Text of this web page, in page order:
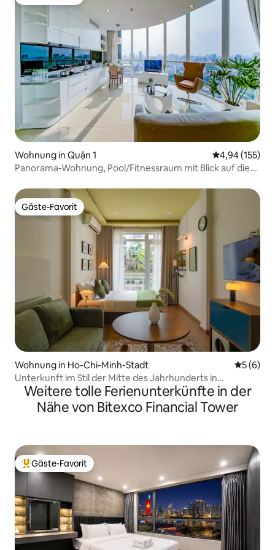
Wohnung in Quận 1
4,94 (155)
Panorama-Wohnung, Pool/Fitnessraum mit Blick auf die
Gäste-Favorit
Gäste-Favorit
Wohnung in Ho-Chi-Minh-Stadt
5 (6)
Unterkunft im Stil der Mitte des Jahrhunderts in
American & Saigon | 3 Personen, 5 Minuten von D1
entfernt
Weitere tolle Ferienunterkünfte in der
Nähe von Bitexco Financial Tower
Beliebter Gäste-Favorit.
Gäste-Favorit